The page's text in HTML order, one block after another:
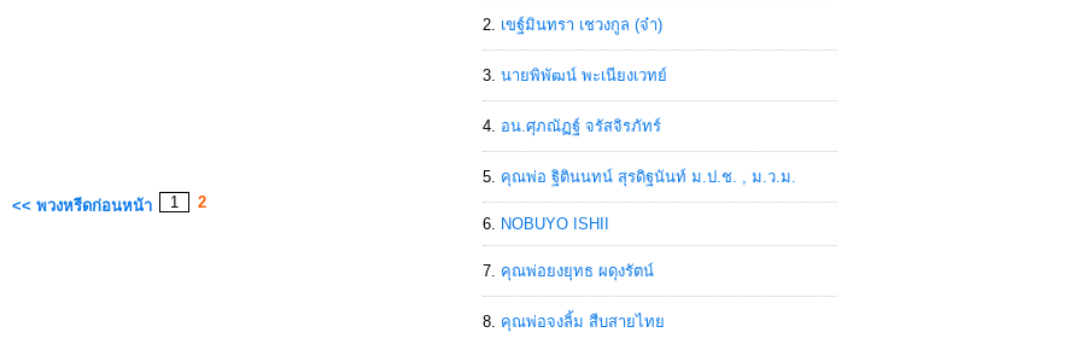
<< พวงหรีดก่อนหน้า 1 2
เขฐ์มินทรา เชวงกูล (จ๋า)
นายพิพัฒน์ พะเนียงเวทย์
อน.ศุภณัฏฐ์ จรัสจิรภัทร์
คุณพ่อ ฐิตินนทน์ สุรดิฐนันท์ ม.ป.ช. , ม.ว.ม.
NOBUYO ISHII
คุณพ่อยงยุทธ ผดุงรัตน์
คุณพ่อจงลิ้ม สืบสายไทย